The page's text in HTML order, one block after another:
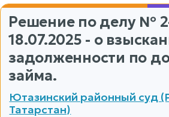
Решение по делу №
18.07.2025 - о
задолженности по
займа.
Ютазинский районный суд
Татарстан)